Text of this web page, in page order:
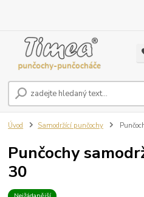
Úvod Samodržící punčochy
Punčochy
30